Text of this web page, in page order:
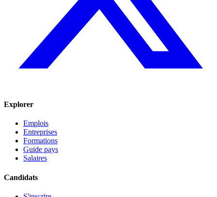
Explorer
Emplois
Entreprises
Formations
Guide pays
Salaires
Candidats